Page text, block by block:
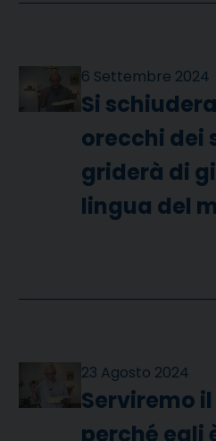
6 Settembre 2024
Si
orecchi dei
griderà di
lingua del
23 Agosto 2024
Serviremo
perché egli